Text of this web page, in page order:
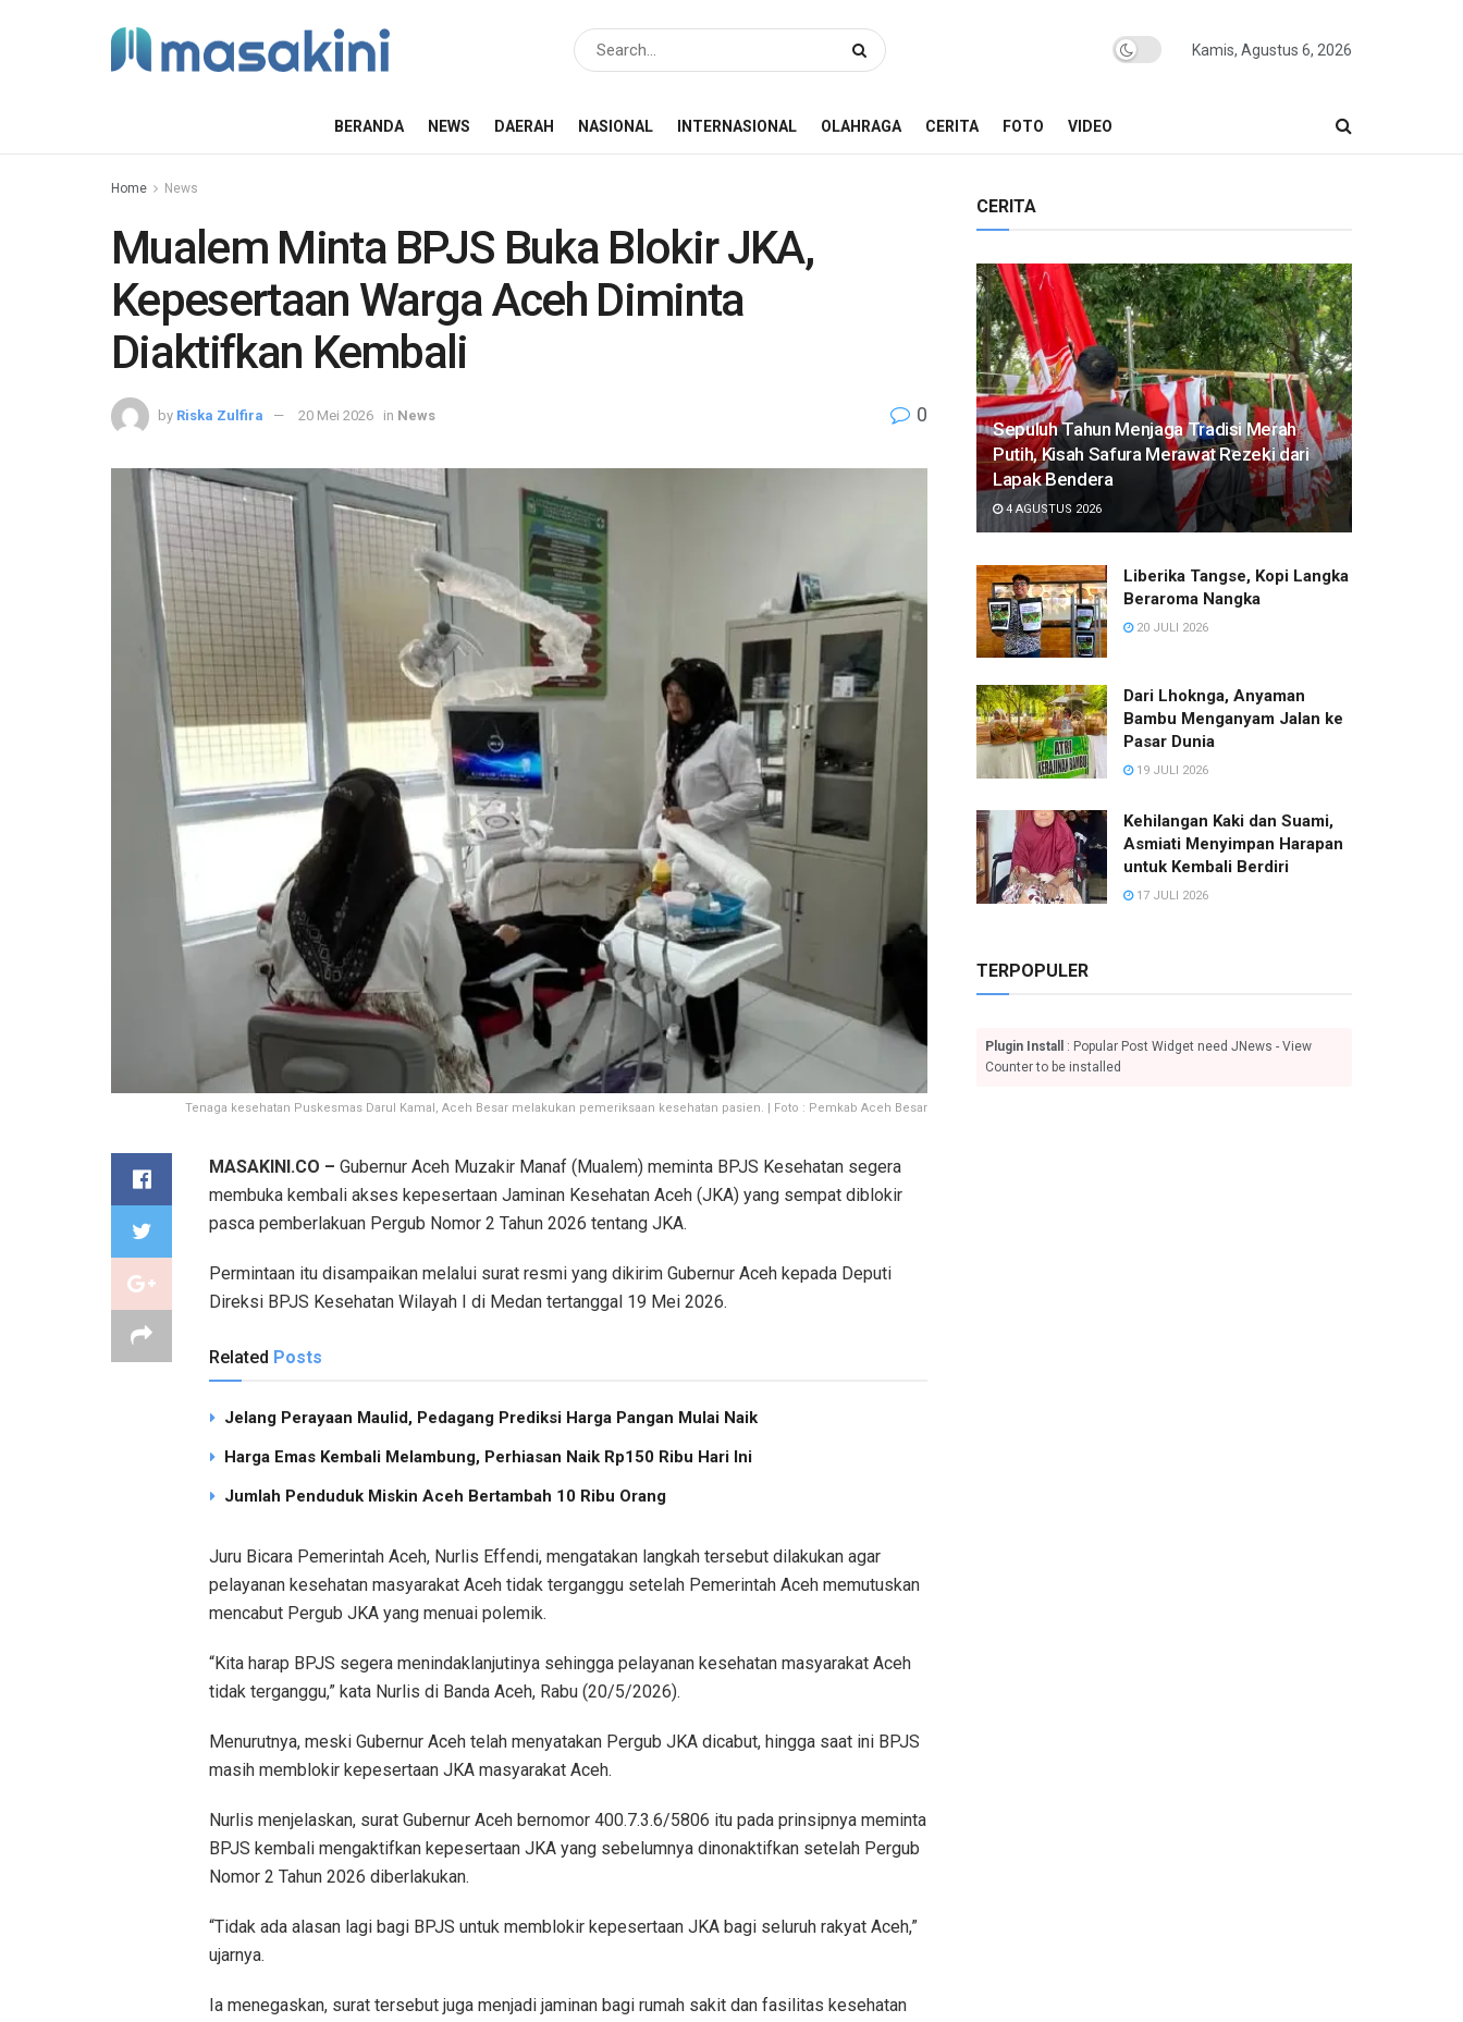
Kamis, Agustus 6, 2026
BERANDA NEWS DAERAH NASIONAL INTERNASIONAL OLAHRAGA CERITA FOTO VIDEO
Home News
Mualem Minta BPJS Buka Blokir JKA,
Kepesertaan Warga Aceh Diminta
Diaktifkan Kembali
by Riska Zulfira 20 Mei 2026 in News 0
Tenaga kesehatan Puskesmas Darul Kamal, Aceh Besar melakukan pemeriksaan kesehatan pasien. | Foto : Pemkab Aceh Besar
MASAKINI.CO – Gubernur Aceh Muzakir Manaf (Mualem) meminta BPJS Kesehatan segera
membuka kembali akses kepesertaan Jaminan Kesehatan Aceh (JKA) yang sempat diblokir
pasca pemberlakuan Pergub Nomor 2 Tahun 2026 tentang JKA.
Permintaan itu disampaikan melalui surat resmi yang dikirim Gubernur Aceh kepada Deputi
Direksi BPJS Kesehatan Wilayah I di Medan tertanggal 19 Mei 2026.
Related Posts
Jelang Perayaan Maulid, Pedagang Prediksi Harga Pangan Mulai Naik
Harga Emas Kembali Melambung, Perhiasan Naik Rp150 Ribu Hari Ini
Jumlah Penduduk Miskin Aceh Bertambah 10 Ribu Orang
Juru Bicara Pemerintah Aceh, Nurlis Effendi, mengatakan langkah tersebut dilakukan agar
pelayanan kesehatan masyarakat Aceh tidak terganggu setelah Pemerintah Aceh memutuskan
mencabut Pergub JKA yang menuai polemik.
“Kita harap BPJS segera menindaklanjutinya sehingga pelayanan kesehatan masyarakat Aceh
tidak terganggu,” kata Nurlis di Banda Aceh, Rabu (20/5/2026).
Menurutnya, meski Gubernur Aceh telah menyatakan Pergub JKA dicabut, hingga saat ini BPJS
masih memblokir kepesertaan JKA masyarakat Aceh.
Nurlis menjelaskan, surat Gubernur Aceh bernomor 400.7.3.6/5806 itu pada prinsipnya meminta
BPJS kembali mengaktifkan kepesertaan JKA yang sebelumnya dinonaktifkan setelah Pergub
Nomor 2 Tahun 2026 diberlakukan.
“Tidak ada alasan lagi bagi BPJS untuk memblokir kepesertaan JKA bagi seluruh rakyat Aceh,”
ujarnya.
Ia menegaskan, surat tersebut juga menjadi jaminan bagi rumah sakit dan fasilitas kesehatan
CERITA
Sepuluh Tahun Menjaga Tradisi Merah
Putih, Kisah Safura Merawat Rezeki dari
Lapak Bendera
4 AGUSTUS 2026
Liberika Tangse, Kopi Langka
Beraroma Nangka
20 JULI 2026
Dari Lhoknga, Anyaman
Bambu Menganyam Jalan ke
Pasar Dunia
19 JULI 2026
Kehilangan Kaki dan Suami,
Asmiati Menyimpan Harapan
untuk Kembali Berdiri
17 JULI 2026
TERPOPULER
Plugin Install
: Popular Post Widget need JNews - View
Counter to be installed